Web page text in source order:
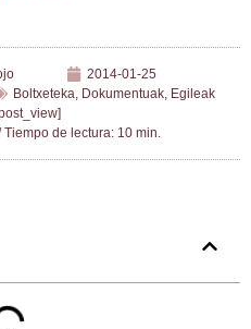
2014-01-25
Boltxeteka, Dokumentuak, Egileak
Tiempo de lectura: 10 min.